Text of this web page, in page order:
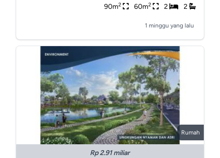
90m2 60m2 2 2
1 minggu yang lalu
Rumah
Rp 2.91 miliar